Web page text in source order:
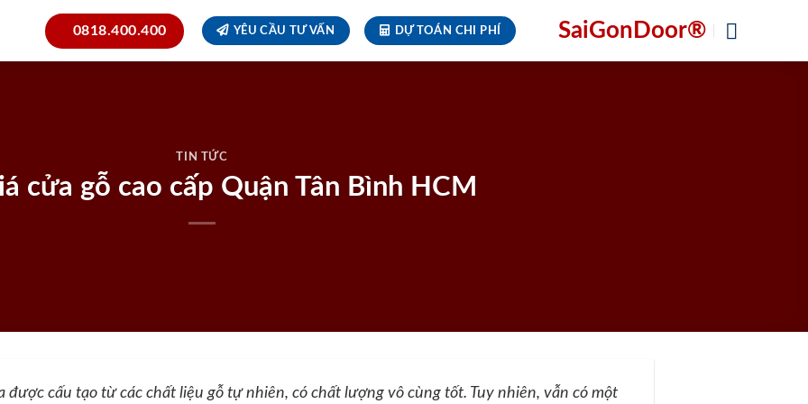
0818.400.400 YÊU CẦU TƯ VẤN DỰ TOÁN CHI PHÍ SaiGonDoor®
TIN TỨC
cửa gỗ cao cấp Quận Tân Bình HCM
được cấu tạo từ các chất liệu gỗ tự nhiên, có chất lượng vô cùng tốt. Tuy nhiên, vẫn có một